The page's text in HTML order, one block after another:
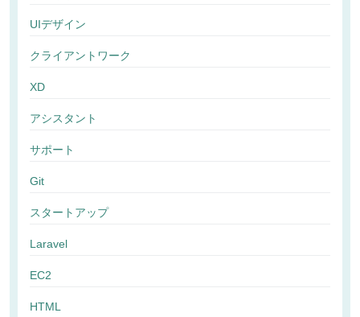
UIデザイン
クライアントワーク
XD
アシスタント
サポート
Git
スタートアップ
Laravel
EC2
HTML